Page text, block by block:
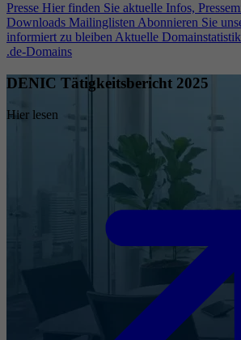
Presse Hier finden Sie aktuelle Infos,
Downloads Mailinglisten Abonnieren Sie
informiert zu bleiben Aktuelle Domainstatistik
.de-Domains
DENIC Tätigkeitsbericht 2025
Hier lesen